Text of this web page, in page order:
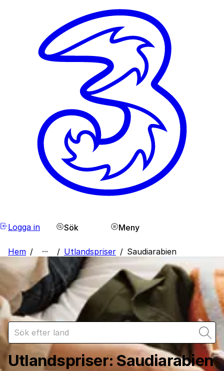
Logga in Sök Meny
Hem / / Utlandspriser / Saudiarabien
Utlandspriser:Saudiarabien